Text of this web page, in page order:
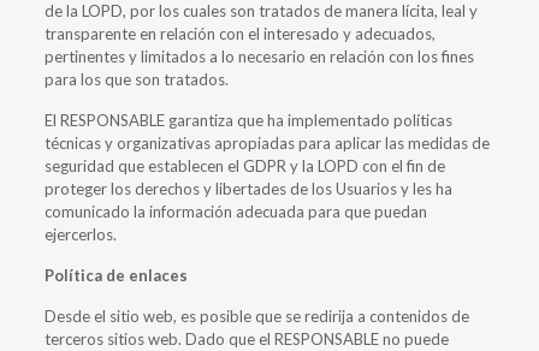
de la LOPD, por los cuales son tratados de manera lícita, leal y
transparente en relación con el interesado y adecuados,
pertinentes y limitados a lo necesario en relación con los fines
para los que son tratados.
El RESPONSABLE garantiza que ha implementado políticas
técnicas y organizativas apropiadas para aplicar las medidas de
seguridad que establecen el GDPR y la LOPD con el fin de
proteger los derechos y libertades de los Usuarios y les ha
comunicado la información adecuada para que puedan
ejercerlos.
Política de enlaces
Desde el sitio web, es posible que se redirija a contenidos de
terceros sitios web. Dado que el RESPONSABLE no puede